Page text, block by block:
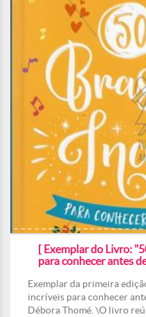
[ Exemplar do Livro:
para conhecer antes
Exemplar da primeira
incríveis para conhecer
Débora Thomé. \O livro